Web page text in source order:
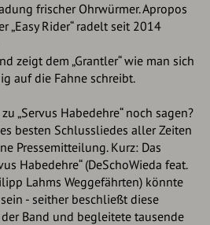
frischer Ohrwürmer. Apropos
„Easy Rider“ radelt seit 2014
zeigt dem „Grantler“ wie man sich
auf die Fahne schreibt.
„Servus Habedehre“ noch sagen?
besten Schlussliedes aller Zeiten
Pressemitteilung. Kurz: Das
Habedehre“ (DeSchoWieda feat.
Lahms Weggefährten) könnte
- seither beschließt diese
Band und begleitete tausende